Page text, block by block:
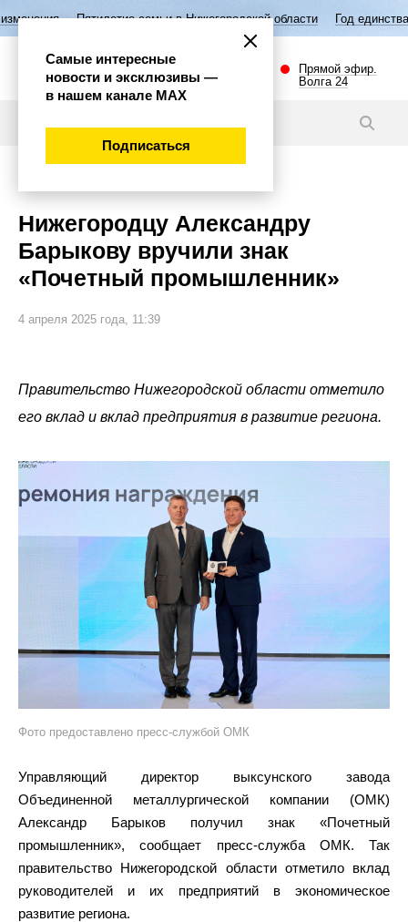
семьи в Нижегородской области Год единства народов России
Прямой эфир.
Волга 24
Нижегородцу Александру
Барыкову вручили знак
«Почетный промышленник»
4 апреля 2025 года, 11:39
Правительство Нижегородской области отметило
его вклад и вклад предприятия в развитие региона.
Фото предоставлено пресс-службой ОМК
Управляющий директор выксунского завода
Объединенной металлургической компании (ОМК)
Александр Барыков получил знак «Почетный
промышленник», сообщает пресс-служба ОМК. Так
правительство Нижегородской области отметило вклад
руководителей и их предприятий в экономическое
развитие региона.
Самые интересные
новости и эксклюзивы —
в нашем канале МАХ
Подписаться